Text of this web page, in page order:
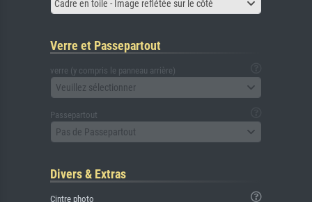
Cadre en toile - Image reflétée sur le côté
Verre et Passepartout
verre (y compris le panneau arrière)
Veuillez sélectionner
Passepartout
Pas de Passepartout
Divers & Extras
Cintre photo